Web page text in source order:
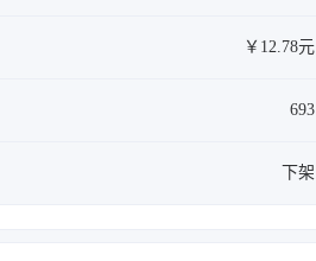
￥12.78元
693
下架